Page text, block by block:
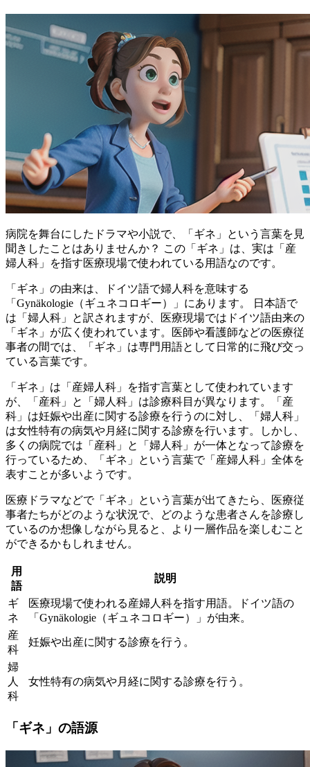
病院を舞台にしたドラマや小説で、「ギネ」という言葉を見
聞きしたことはありませんか？ この「ギネ」は、実は「産
婦人科」を指す医療現場で使われている用語なのです。
「ギネ」の由来は、ドイツ語で婦人科を意味する
「Gynäkologie（ギュネコロギー）」にあります。 日本語で
は「婦人科」と訳されますが、医療現場ではドイツ語由来の
「ギネ」が広く使われています。医師や看護師などの医療従
事者の間では、「ギネ」は専門用語として日常的に飛び交っ
ている言葉です。
「ギネ」は「産婦人科」を指す言葉として使われています
が、「産科」と「婦人科」は診療科目が異なります。
「産
科」は妊娠や出産に関する診療を行うのに対し、「婦人科」
は女性特有の病気や月経に関する診療を行います。しかし、
多くの病院では「産科」と「婦人科」が一体となって診療を
行っているため、「ギネ」という言葉で「産婦人科」全体を
表すことが多いようです。
医療ドラマなどで「ギネ」という言葉が出てきたら、医療従
事者たちがどのような状況で、どのような患者さんを診療し
ているのか想像しながら見ると、より一層作品を楽しむこと
ができるかもしれません。
用
語
説明
ギ
ネ
医療現場で使われる産婦人科を指す用語。ドイツ語の
「Gynäkologie（ギュネコロギー）」が由来。
産
科
妊娠や出産に関する診療を行う。
婦
人
科
女性特有の病気や月経に関する診療を行う。
「ギネ」の語源